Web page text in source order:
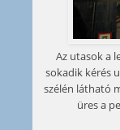
Az utasok a
sokadik kérés
szélén látható
üres a